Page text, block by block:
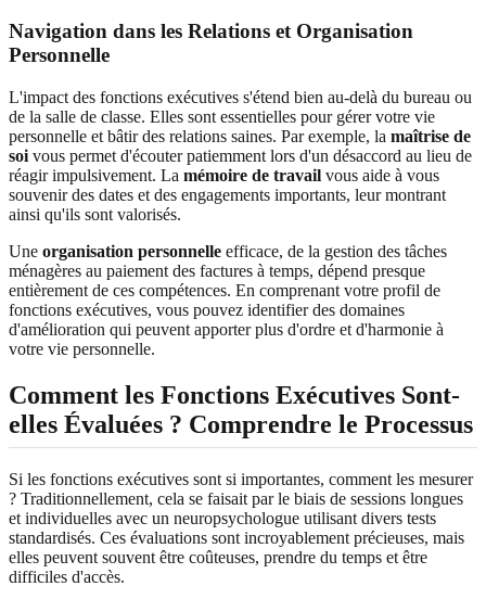
Navigation dans les Relations et Organisation
Personnelle
L'impact des fonctions exécutives s'étend bien au-delà du bureau ou
de la salle de classe. Elles sont essentielles pour gérer votre vie
personnelle et bâtir des relations saines. Par exemple, la maîtrise de
soi vous permet d'écouter patiemment lors d'un désaccord au lieu de
réagir impulsivement. La mémoire de travail vous aide à vous
souvenir des dates et des engagements importants, leur montrant
ainsi qu'ils sont valorisés.
Une organisation personnelle efficace, de la gestion des tâches
ménagères au paiement des factures à temps, dépend presque
entièrement de ces compétences. En comprenant votre profil de
fonctions exécutives, vous pouvez identifier des domaines
d'amélioration qui peuvent apporter plus d'ordre et d'harmonie à
votre vie personnelle.
Comment les Fonctions Exécutives Sont-
elles Évaluées ? Comprendre le Processus
Si les fonctions exécutives sont si importantes, comment les mesurer
? Traditionnellement, cela se faisait par le biais de sessions longues
et individuelles avec un neuropsychologue utilisant divers tests
standardisés. Ces évaluations sont incroyablement précieuses, mais
elles peuvent souvent être coûteuses, prendre du temps et être
difficiles d'accès.